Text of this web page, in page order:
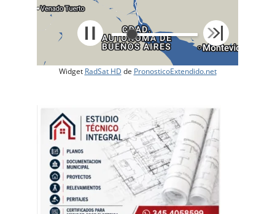
Widget RadSat HD de PronosticoExtendido.net